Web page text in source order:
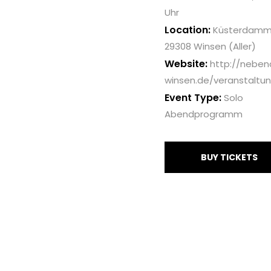
Uhr
Location:
29308 Winsen (Aller)
Website:http://
winsen.de/
Event Type:Solo
Abendprogramm
BUY TICKETS